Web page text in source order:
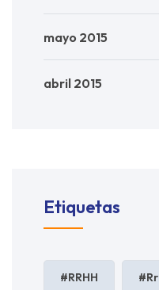
mayo 2015
abril 2015
Etiquetas
#RRHH